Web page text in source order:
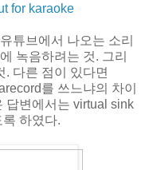
for karaoke
튜브에서 나오는 소리
녹음하려는 것. 그리
. 다른 점이 있다면
를 쓰느냐의 차이
답변에서는 virtual sink
하였다.